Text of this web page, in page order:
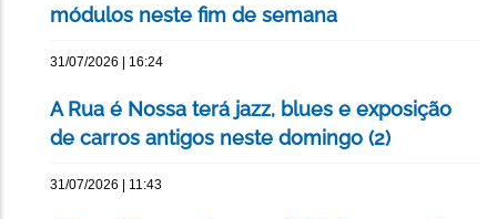
módulos neste fim de semana
31/07/2026 | 16:24
A Rua é Nossa terá jazz, blues e exposição
de carros antigos neste domingo (2)
31/07/2026 | 11:43